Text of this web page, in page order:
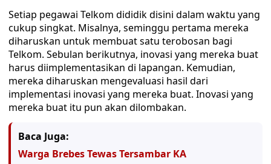
Setiap pegawai Telkom dididik disini dalam waktu yang
cukup singkat. Misalnya, seminggu pertama mereka
diharuskan untuk membuat satu terobosan bagi
Telkom. Sebulan berikutnya, inovasi yang mereka buat
harus diimplementasikan di lapangan. Kemudian,
mereka diharuskan mengevaluasi hasil dari
implementasi inovasi yang mereka buat. Inovasi yang
mereka buat itu pun akan dilombakan.
Baca Juga:
Warga Brebes Tewas Tersambar KA